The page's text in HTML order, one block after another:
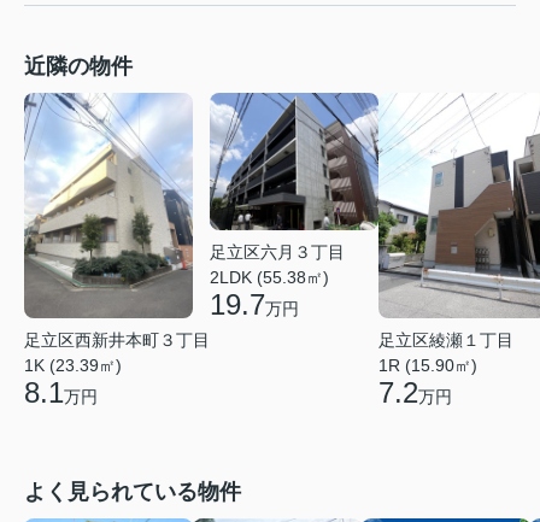
近隣の物件
足立区西新井本町３丁目
1K (23.39㎡)
8.1万円
足立区六月３丁目
2LDK (55.38㎡)
19.7万円
足立区綾瀬１丁目
1R (15.90㎡)
7.2万円
よく見られている物件